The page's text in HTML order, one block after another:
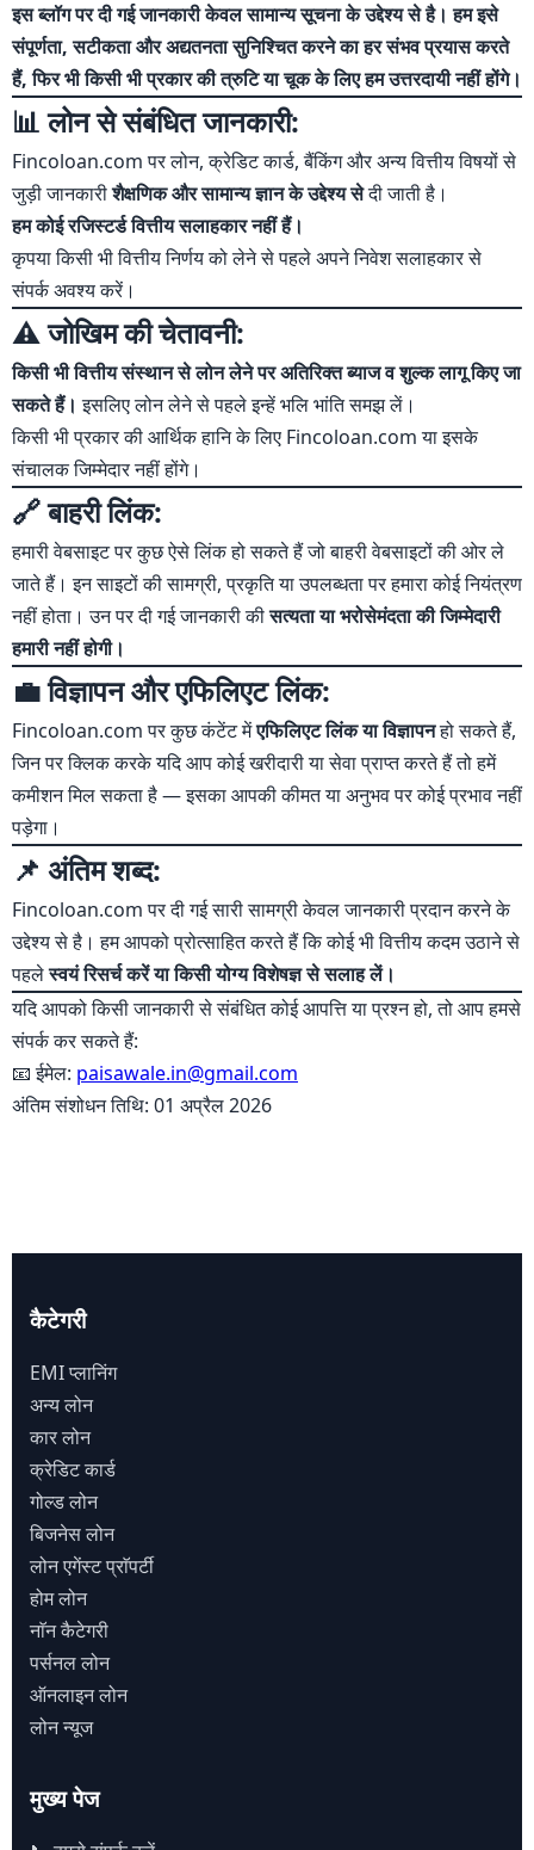
इस ब्लॉग पर दी गई जानकारी केवल सामान्य सूचना के उद्देश्य से है। हम इसे
संपूर्णता, सटीकता और अद्यतनता सुनिश्चित करने का हर संभव प्रयास करते
हैं, फिर भी किसी भी प्रकार की त्रुटि या चूक के लिए हम उत्तरदायी नहीं होंगे।
📊 लोन से संबंधित जानकारी:
Fincoloan.com पर लोन, क्रेडिट कार्ड, बैंकिंग और अन्य वित्तीय विषयों से
जुड़ी जानकारीशैक्षणिक और सामान्य ज्ञान के उद्देश्य सेदी जाती है।
हम कोई रजिस्टर्ड वित्तीय सलाहकार नहीं हैं।
कृपया किसी भी वित्तीय निर्णय को लेने से पहले अपने निवेश सलाहकार से
संपर्क अवश्य करें।
⚠️ जोखिम की चेतावनी:
किसी भी वित्तीय संस्थान से लोन लेने पर अतिरिक्त ब्याज व शुल्क लागू किए जा
सकते हैं। इसलिए लोन लेने से पहले इन्हें भलि भांति समझ लें।
किसी भी प्रकार की आर्थिक हानि के लिए Fincoloan.com या इसके
संचालक जिम्मेदार नहीं होंगे।
🔗 बाहरी लिंक:
हमारी वेबसाइट पर कुछ ऐसे लिंक हो सकते हैं जो बाहरी वेबसाइटों की ओर ले
जाते हैं। इन साइटों की सामग्री, प्रकृति या उपलब्धता पर हमारा कोई नियंत्रण
नहीं होता। उन पर दी गई जानकारी कीसत्यता या भरोसेमंदता की जिम्मेदारी
हमारी नहीं होगी।
💼 विज्ञापन और एफिलिएट लिंक:
Fincoloan.com पर कुछ कंटेंट मेंएफिलिएट लिंक या विज्ञापनहो सकते हैं,
जिन पर क्लिक करके यदि आप कोई खरीदारी या सेवा प्राप्त करते हैं तो हमें
कमीशन मिल सकता है — इसका आपकी कीमत या अनुभव पर कोई प्रभाव नहीं
पड़ेगा।
📌 अंतिम शब्द:
Fincoloan.com पर दी गई सारी सामग्री केवल जानकारी प्रदान करने के
उद्देश्य से है। हम आपको प्रोत्साहित करते हैं कि कोई भी वित्तीय कदम उठाने से
पहलेस्वयं रिसर्च करें या किसी योग्य विशेषज्ञ से सलाह लें।
यदि आपको किसी जानकारी से संबंधित कोई आपत्ति या प्रश्न हो, तो आप हमसे
संपर्क कर सकते हैं:
📧 ईमेल: paisawale.in@gmail.com
अंतिम संशोधन तिथि: 01 अप्रैल 2026
कैटेगरी
EMI प्लानिंग
अन्य लोन
कार लोन
क्रेडिट कार्ड
गोल्ड लोन
बिजनेस लोन
लोन एगेंस्ट प्राॅपर्टी
होम लोन
नाॅन कैटेगरी
पर्सनल लोन
ऑनलाइन लोन
लोन न्यूज
मुख्य पेज